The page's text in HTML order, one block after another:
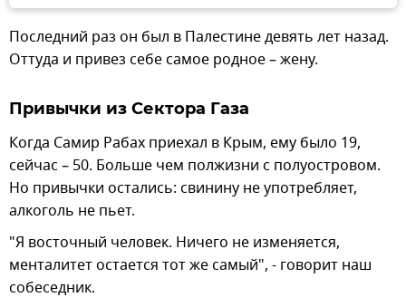
Последний раз он был в Палестине девять лет назад.
Оттуда и привез себе самое родное – жену.
Привычки из Сектора Газа
Когда Самир Рабах приехал в Крым, ему было 19,
сейчас – 50. Больше чем полжизни с полуостровом.
Но привычки остались: свинину не употребляет,
алкоголь не пьет.
"Я восточный человек. Ничего не изменяется,
менталитет остается тот же самый", - говорит наш
собеседник.